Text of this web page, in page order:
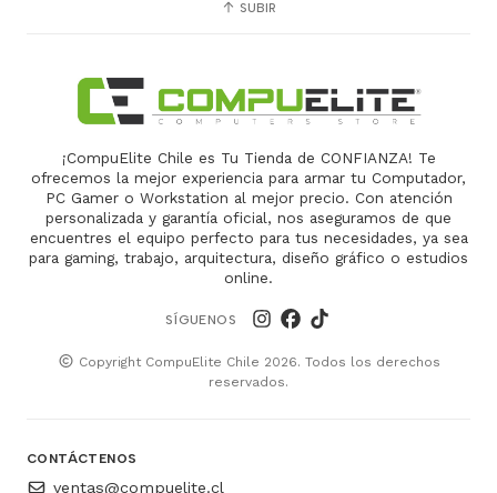
SUBIR
¡CompuElite Chile es Tu Tienda de CONFIANZA! Te
ofrecemos la mejor experiencia para armar tu Computador,
PC Gamer o Workstation al mejor precio. Con atención
personalizada y garantía oficial, nos aseguramos de que
encuentres el equipo perfecto para tus necesidades, ya sea
para gaming, trabajo, arquitectura, diseño gráfico o estudios
online.
SÍGUENOS
Copyright CompuElite Chile 2026. Todos los derechos
reservados.
CONTÁCTENOS
ventas@compuelite.cl